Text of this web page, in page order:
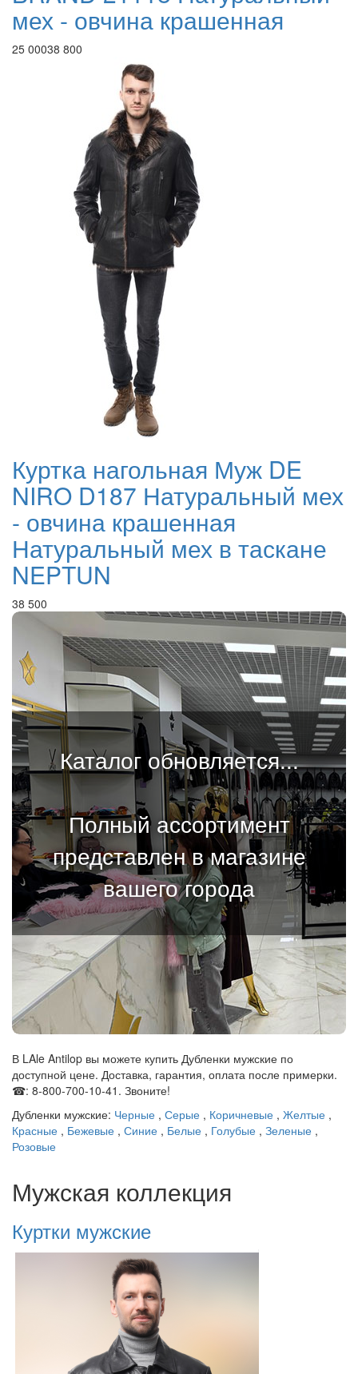
мех - овчина крашенная
25 00038 800
Куртка нагольная Муж DE
NIRO D187 Натуральный мех
- овчина крашенная
Натуральный мех в таскане
NEPTUN
38 500
Каталог обновляется...
Полный ассортимент
представлен в магазине
вашего города
В LAle Antilop вы можете купить Дубленки мужские по
доступной цене. Доставка, гарантия, оплата после примерки.
☎: 8-800-700-10-41. Звоните!
Дубленки мужские: Черные , Серые , Коричневые , Желтые ,
Красные , Бежевые , Синие , Белые , Голубые , Зеленые ,
Розовые
Мужская коллекция
Куртки мужские